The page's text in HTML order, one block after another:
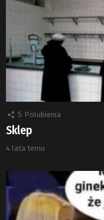
5 Polubienia
Sklep
4 lata temu